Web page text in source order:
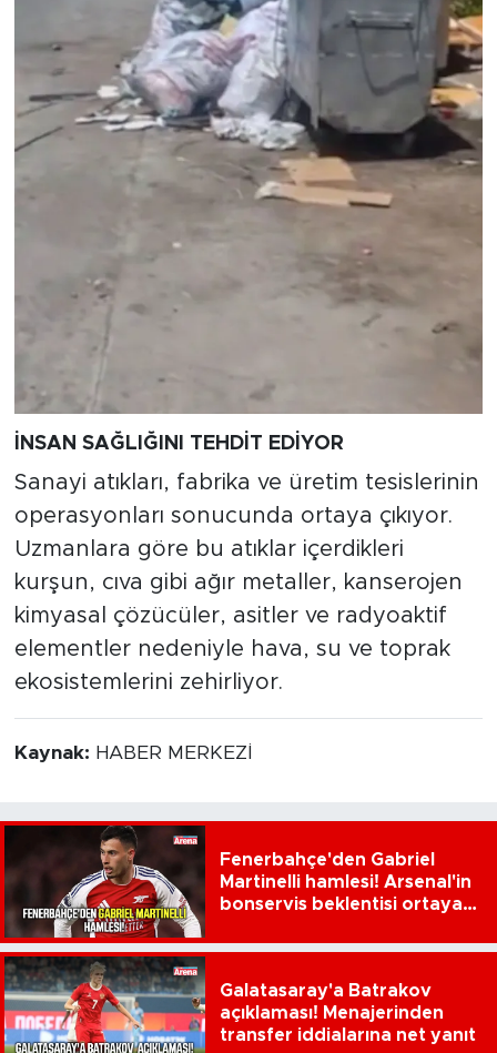
İNSAN SAĞLIĞINI TEHDİT EDİYOR
Sanayi atıkları, fabrika ve üretim tesislerinin
operasyonları sonucunda ortaya çıkıyor.
Uzmanlara göre bu atıklar içerdikleri
kurşun, cıva gibi ağır metaller, kanserojen
kimyasal çözücüler, asitler ve radyoaktif
elementler nedeniyle hava, su ve toprak
ekosistemlerini zehirliyor.
Kaynak: HABER MERKEZİ
Fenerbahçe'den Gabriel
Martinelli hamlesi! Arsenal'in
bonservis beklentisi ortaya
Galatasaray'a Batrakov
açıklaması! Menajerinden
transfer iddialarına net yanıt